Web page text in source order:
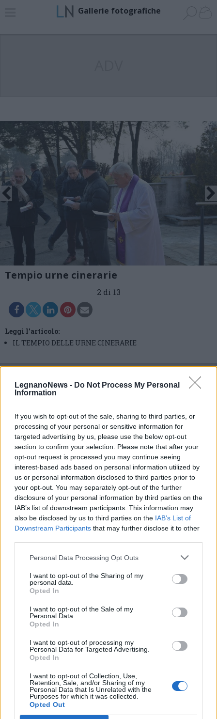
LegnanoNews - Do Not Process My Personal
Information
If you wish to opt-out of the sale, sharing to third parties, or
processing of your personal or sensitive information for
targeted advertising by us, please use the below opt-out
section to confirm your selection. Please note that after your
opt-out request is processed you may continue seeing
interest-based ads based on personal information utilized by
us or personal information disclosed to third parties prior to
your opt-out. You may separately opt-out of the further
disclosure of your personal information by third parties on the
IAB’s list of downstream participants. This information may
also be disclosed by us to third parties on the IAB’s List of
Downstream Participants that may further disclose it to other
Personal Data Processing Opt Outs
I want to opt-out of the Sharing of my
personal data.
Opted In
I want to opt-out of the Sale of my
Personal Data.
Opted In
I want to opt-out of processing my
Personal Data for Targeted Advertising.
Opted In
I want to opt-out of Collection, Use,
Retention, Sale, and/or Sharing of my
Personal Data that Is Unrelated with the
Purposes for which it was collected.
Opted Out
Gallerie fotografiche
Tempio urne cinerarie
2 di 13
Leggi l'articolo:
IL TEMPIO DELLE URNE CINERARIE
Commenti
registrati per commentare questo
articolo.
L'email è richiesta ma non verrà mostrata ai visitatori. Il contenuto di questo
commento esprime il pensiero dell'autore e non rappresenta la linea editoriale
commenti non sono testi giornalistici, ma post inviati dai singoli lettori che
possono essere automaticamente pubblicati senza filtro preventivo. I commenti
che includano uno o più link a siti esterni verranno rimossi in automatico dal